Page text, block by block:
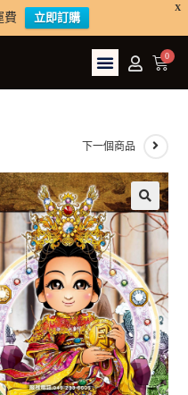
X
費 立即訂購
下一個商品